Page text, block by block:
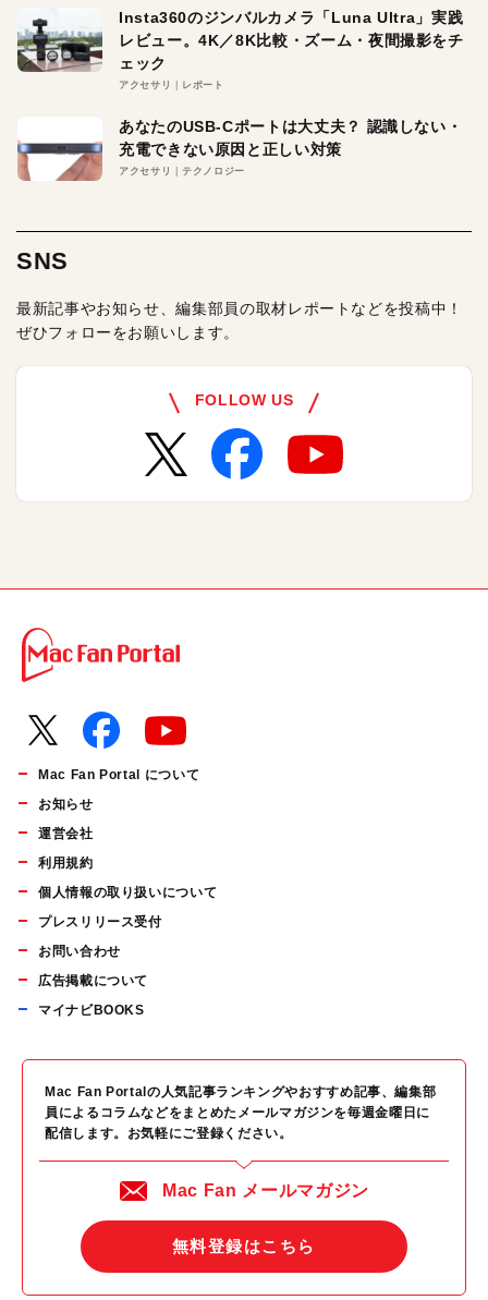
Insta360のジンバルカメラ「Luna Ultra」実践
レビュー。4K／8K比較・ズーム・夜間撮影をチ
ェック
アクセサリ レポート
あなたのUSB-Cポートは大丈夫？ 認識しない・
充電できない原因と正しい対策
アクセサリ テクノロジー
SNS
最新記事やお知らせ、編集部員の取材レポートなどを投稿中！
ぜひフォローをお願いします。
FOLLOW US
Mac Fan Portal について
お知らせ
運営会社
利用規約
個人情報の取り扱いについて
プレスリリース受付
お問い合わせ
広告掲載について
マイナビBOOKS
Mac Fan Portalの人気記事ランキングやおすすめ記事、編集部
員によるコラムなどをまとめたメールマガジンを毎週金曜日に
配信します。お気軽にご登録ください。
Mac Fan メールマガジン
無料登録はこちら